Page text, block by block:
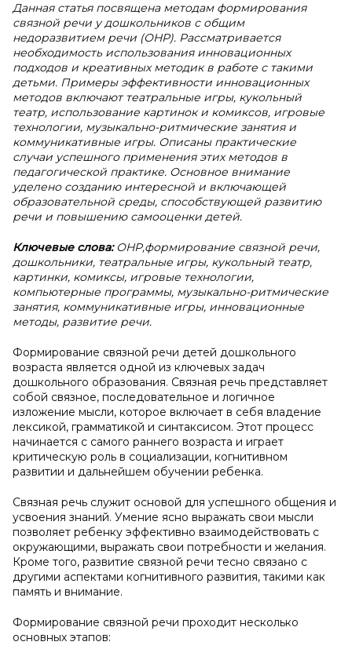
Данная статья посвящена методам формирования
связной речи у дошкольников с общим
недоразвитием речи (ОНР). Рассматривается
необходимость использования инновационных
подходов и креативных методик в работе с такими
детьми. Примеры эффективности инновационных
методов включают театральные игры, кукольный
театр, использование картинок и комиксов, игровые
технологии, музыкально-ритмические занятия и
коммуникативные игры. Описаны практические
случаи успешного применения этих методов в
педагогической практике. Основное внимание
уделено созданию интересной и включающей
образовательной среды, способствующей развитию
речи и повышению самооценки детей.
Ключевые слова:ОНР,формирование связной речи,
дошкольники, театральные игры, кукольный театр,
картинки, комиксы, игровые технологии,
компьютерные программы, музыкально-ритмические
занятия, коммуникативные игры, инновационные
методы, развитие речи.
Формирование связной речи детей дошкольного
возраста является одной из ключевых задач
дошкольного образования. Связная речь представляет
собой связное, последовательное и логичное
изложение мысли, которое включает в себя владение
лексикой, грамматикой и синтаксисом. Этот процесс
начинается с самого раннего возраста и играет
критическую роль в социализации, когнитивном
развитии и дальнейшем обучении ребенка.
Связная речь служит основой для успешного общения и
усвоения знаний. Умение ясно выражать свои мысли
позволяет ребенку эффективно взаимодействовать с
окружающими, выражать свои потребности и желания.
Кроме того, развитие связной речи тесно связано с
другими аспектами когнитивного развития, такими как
память и внимание.
Формирование связной речи проходит несколько
основных этапов: